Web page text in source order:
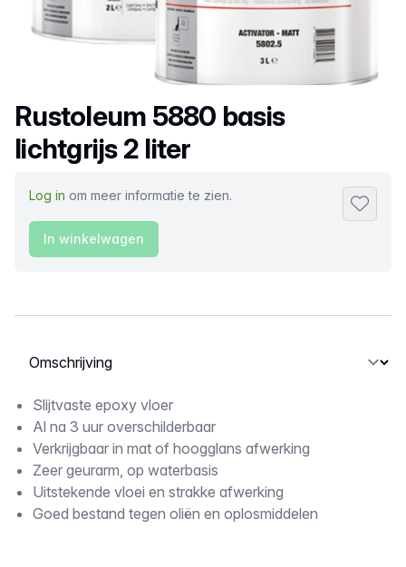
Productnaam
Rustoleum 5880 basis
lichtgrijs 2 liter
Log in om meer informatie te zien.
In winkelwagen
Selecteer een tabblad
Omschrijving
Slijtvaste epoxy vloer
Al na 3 uur overschilderbaar
Verkrijgbaar in mat of hoogglans afwerking
Zeer geurarm, op waterbasis
Uitstekende vloei en strakke afwerking
Goed bestand tegen oliën en oplosmiddelen